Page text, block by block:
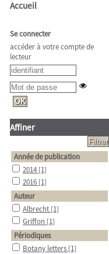
Accueil
Se connecter
accéder à votre compte de
lecteur
Affiner
Année de publication
2014 [1]
2016 [1]
Auteur
Albrecht [1]
Griffon [1]
Périodiques
Botany letters [1]